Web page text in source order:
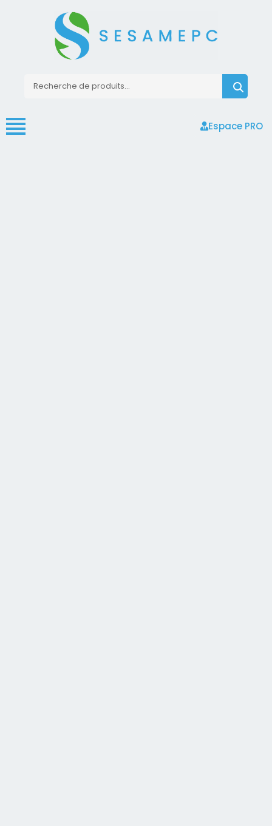
Espace PRO